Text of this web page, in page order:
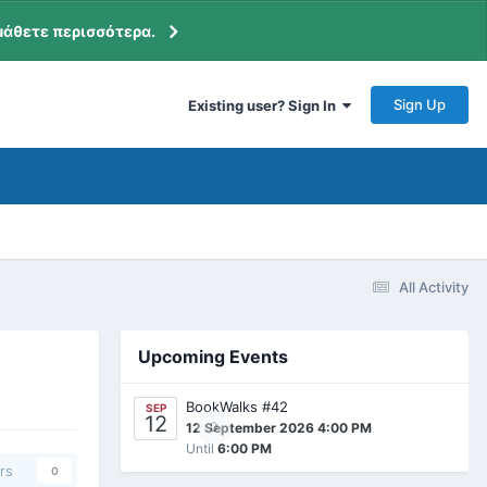
περισσότερα.
Existing user? Sign In Sign Up
All Activity
0
Upcoming Events
SEP
12 0
BookWalks #42
12 September 2026 4:00 PM
Until 6:00 PM